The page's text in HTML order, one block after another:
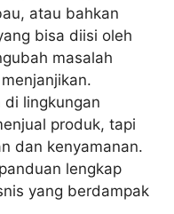
atau bahkan
bisa diisi oleh
masalah
lingkungan
produk, tapi
dan kenyamanan.
lengkap
yang berdampak